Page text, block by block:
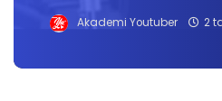
Akademi Youtuber 2